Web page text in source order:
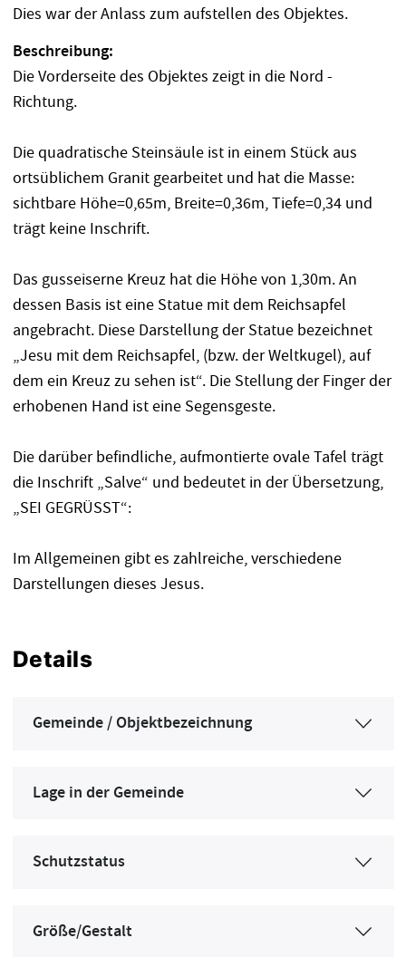
Dies war der Anlass zum aufstellen des Objektes.
Beschreibung:
Die Vorderseite des Objektes zeigt in die Nord -
Richtung.
Die quadratische Steinsäule ist in einem Stück aus
ortsüblichem Granit gearbeitet und hat die Masse:
sichtbare Höhe=0,65m, Breite=0,36m, Tiefe=0,34 und
trägt keine Inschrift.
Das gusseiserne Kreuz hat die Höhe von 1,30m. An
dessen Basis ist eine Statue mit dem Reichsapfel
angebracht. Diese Darstellung der Statue bezeichnet
„Jesu mit dem Reichsapfel, (bzw. der Weltkugel), auf
dem ein Kreuz zu sehen ist“. Die Stellung der Finger der
erhobenen Hand ist eine Segensgeste.
Die darüber befindliche, aufmontierte ovale Tafel trägt
die Inschrift „Salve“ und bedeutet in der Übersetzung,
„SEI GEGRÜSST“:
Im Allgemeinen gibt es zahlreiche, verschiedene
Darstellungen dieses Jesus.
Details
Gemeinde / Objektbezeichnung
Lage in der Gemeinde
Schutzstatus
Größe/Gestalt